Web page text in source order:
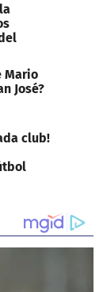
Mario
José?
club!